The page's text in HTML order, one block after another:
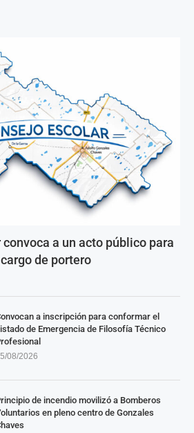
convoca a un acto público para
de portero
a inscripción para conformar el
de Emergencia de Filosofía Técnico
08/2026
de incendio movilizó a Bomberos
en pleno centro de Gonzales